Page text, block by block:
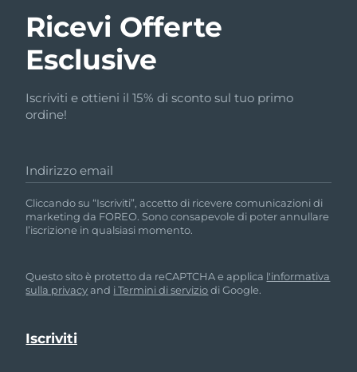
Ricevi Offerte
Esclusive
Iscriviti e ottieni il 15% di sconto sul tuo primo
ordine!
Indirizzo email
Cliccando su “Iscriviti”, accetto di ricevere comunicazioni di
marketing da FOREO. Sono consapevole di poter annullare
l’iscrizione in qualsiasi momento.
Questo sito è protetto da reCAPTCHA e applica l'informativa
sulla privacyand i Termini di serviziodi Google.